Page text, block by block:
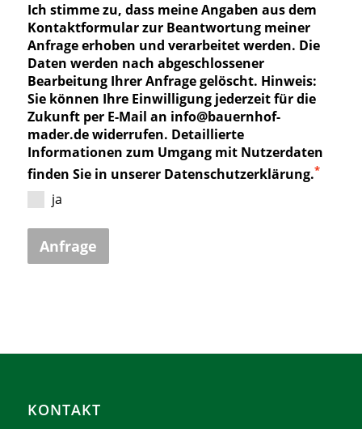
Ich stimme zu, dass meine Angaben aus dem
Kontaktformular zur Beantwortung meiner
Anfrage erhoben und verarbeitet werden. Die
Daten werden nach abgeschlossener
Bearbeitung Ihrer Anfrage gelöscht. Hinweis:
Sie können Ihre Einwilligung jederzeit für die
Zukunft per E-Mail an info@bauernhof-
mader.de widerrufen. Detaillierte
Informationen zum Umgang mit Nutzerdaten
finden Sie in unserer Datenschutzerklärung.*
ja
Anfrage
KONTAKT